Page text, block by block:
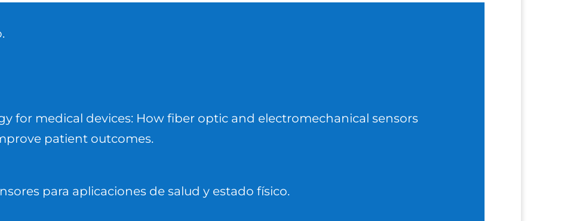
for medical devices: How fiber optic and electromechanical sensors
patient outcomes.
para aplicaciones de salud y estado físico.